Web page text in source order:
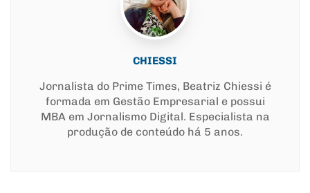
CHIESSI
Jornalista do Prime Times, Beatriz Chiessi é
formada em Gestão Empresarial e possui
MBA em Jornalismo Digital. Especialista na
produção de conteúdo há 5 anos.